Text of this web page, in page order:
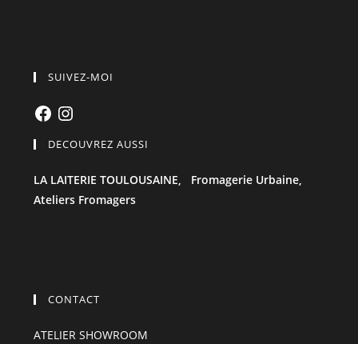
SUIVEZ-MOI
FacebookInstagram
DECOUVREZ AUSSI
LA LAITERIE TOULOUSAINE, Fromagerie Urbaine,
Ateliers Fromagers
CONTACT
ATELIER SHOWROOM